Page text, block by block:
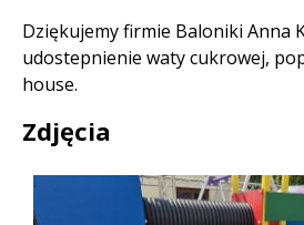
Dziękujemy firmie Baloniki Anna
udostepnienie waty cukrowej,
house.
Zdjęcia